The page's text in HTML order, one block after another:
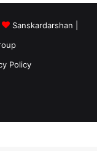
Sanskardarshan
Policy